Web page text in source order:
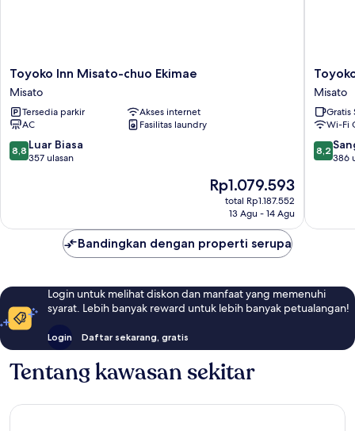
Toyoko
Inn
Misato-
chuo
Ekimae
Misato
Toyoko Inn Misato-chuo Ekimae
Misato
Tersedia parkir
Akses internet
AC
Fasilitas laundry
8.8
dari
ulasan
8,8 Luar Biasa
357 ulasan
Harga
sekarang
Rp1.079.593
Rp1.079.593
total Rp1.187.552
13 Agu - 14 Agu
Toyoko
Inn
Saitama
Misato
Ekimae
Misato
Misato
Gratis
Wi-Fi
8.2
dari
ulasan
8,2
386
Bandingkan dengan properti serupa
Login untuk melihat diskon dan manfaat yang memenuhi
syarat. Lebih banyak reward untuk lebih banyak petualangan!
Login Daftar sekarang, gratis
Tentang kawasan sekitar